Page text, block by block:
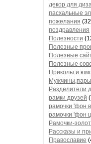
декор для
пасхальные
пожелания
поздравления
Полезности
Полезные
Полезные
Полезные
Приколы и
Мужчины,пары
Разделители
рамки друзей
рамочки 'фон
рамочки 'фон
Рамочки-
Рассказы и
Православие